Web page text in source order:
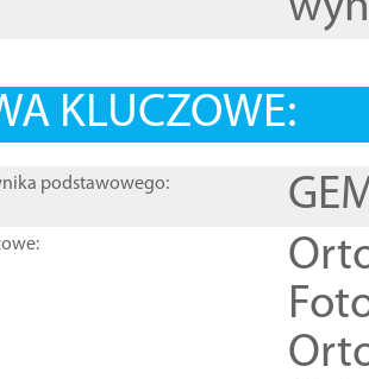
KLUCZOWE:
podstawowego: